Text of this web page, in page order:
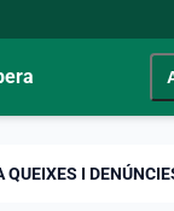
QUEIXES I